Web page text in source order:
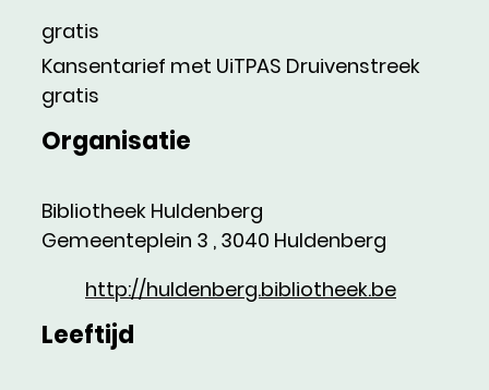
gratis
Kansentarief met UiTPAS Druivenstreek
gratis
Organisatie
Bibliotheek Huldenberg
Gemeenteplein 3 , 3040 Huldenberg
Website
http://huldenberg.bibliotheek.be
Leeftijd